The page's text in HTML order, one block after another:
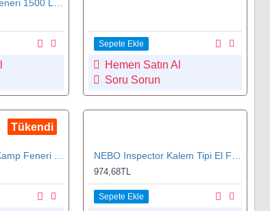
Sepete Ekle
Hemen Satın Al
Soru Sorun
Tükendi
974,68TL
Sepete Ekle